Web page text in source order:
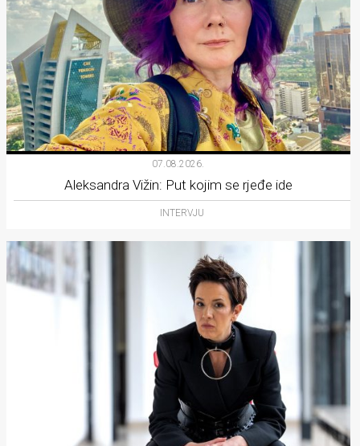
07.08.2026.
Aleksandra Vižin: Put kojim se rjeđe ide
INTERVJU